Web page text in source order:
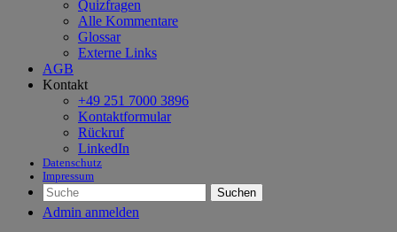
Quizfragen
Alle Kommentare
Glossar
Externe Links
AGB
Kontakt
+49 251 7000 3896
Kontaktformular
Rückruf
LinkedIn
Datenschutz
Impressum
Suchen
Admin anmelden